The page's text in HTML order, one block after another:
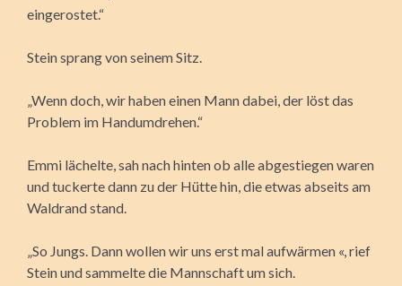
eingerostet.“
Stein sprang von seinem Sitz.
„Wenn doch, wir haben einen Mann dabei, der löst das
Problem im Handumdrehen.“
Emmi lächelte, sah nach hinten ob alle abgestiegen waren
und tuckerte dann zu der Hütte hin, die etwas abseits am
Waldrand stand.
„So Jungs. Dann wollen wir uns erst mal aufwärmen «, rief
Stein und sammelte die Mannschaft um sich.